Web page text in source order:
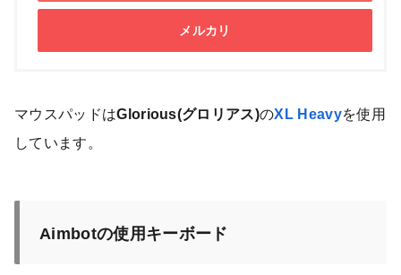
メルカリ
マウスパッドはGlorious(グロリアス)のXL Heavyを使用
しています。
Aimbotの使用キーボード